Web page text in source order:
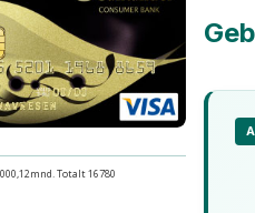
Totalt 16780